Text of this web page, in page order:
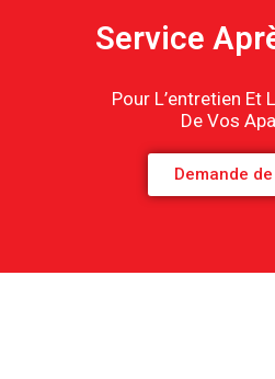
Service
Pour L’entretien Et
De Vos
Demande